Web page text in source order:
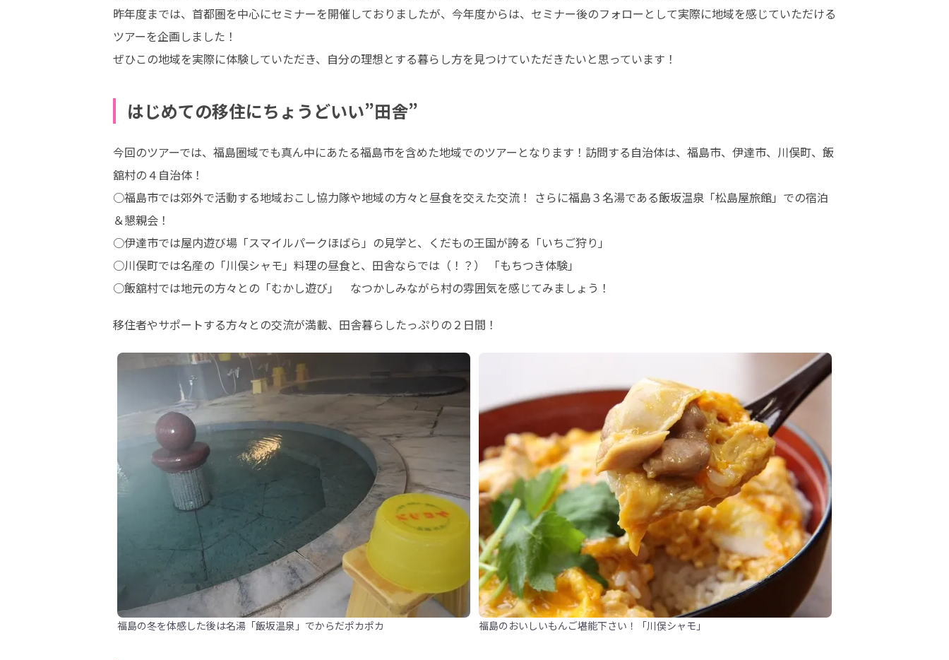
昨年度までは、首都圏を中心にセミナーを開催しておりましたが、今年度からは、セミナー後のフォローとして実際に地域を感じていただける
ツアーを企画しました！
ぜひこの地域を実際に体験していただき、自分の理想とする暮らし方を見つけていただきたいと思っています！
はじめての移住にちょうどいい”田舎”
今回のツアーでは、福島圏域でも真ん中にあたる福島市を含めた地域でのツアーとなります！訪問する自治体は、福島市、伊達市、川俣町、飯
舘村の４自治体！
○福島市では郊外で活動する地域おこし協力隊や地域の方々と昼食を交えた交流！ さらに福島３名湯である飯坂温泉「松島屋旅館」での宿泊
＆懇親会！
○伊達市では屋内遊び場「スマイルパークほばら」の見学と、くだもの王国が誇る「いちご狩り」
○川俣町では名産の「川俣シャモ」料理の昼食と、田舎ならでは（！？） 「もちつき体験」
○飯舘村では地元の方々との「むかし遊び」　なつかしみながら村の雰囲気を感じてみましょう！
移住者やサポートする方々との交流が満載、田舎暮らしたっぷりの２日間！
福島の冬を体感した後は名湯「飯坂温泉」でからだポカポカ 福島のおいしいもんご堪能下さい！「川俣シャモ」